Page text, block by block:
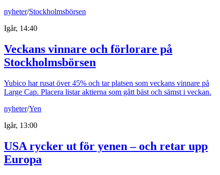
nyheter/Stockholmsbörsen
Igår, 14:40
Veckans vinnare och förlorare på
Stockholmsbörsen
Yubico har rusat över 45% och tar platsen som veckans vinnare på
Large Cap. Placera listar aktierna som gått bäst och sämst i veckan.
nyheter/Yen
Igår, 13:00
USA rycker ut för yenen – och retar upp
Europa